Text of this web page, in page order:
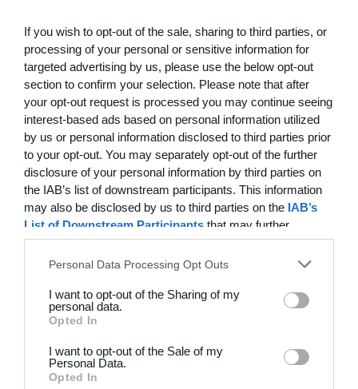
If you wish to opt-out of the sale, sharing to third parties, or
processing of your personal or sensitive information for
targeted advertising by us, please use the below opt-out
section to confirm your selection. Please note that after
your opt-out request is processed you may continue seeing
interest-based ads based on personal information utilized
by us or personal information disclosed to third parties prior
to your opt-out. You may separately opt-out of the further
disclosure of your personal information by third parties on
the IAB’s list of downstream participants. This information
may also be disclosed by us to third parties on the IAB’s
List of Downstream Participants that may further
disclose it to other third parties.
Personal Data Processing Opt Outs
I want to opt-out of the Sharing of my
personal data.
Opted In
I want to opt-out of the Sale of my
Personal Data.
Opted In
22. juni
FC Internationale (Superveteran) Fodboldorkestret
+47 Sæson 2026 2 5 Modstander
Brede IF - Det grå guld 3 1 Hørsholm
Hyrderne FC 3 3 Nordatlantisk DK
21. juni